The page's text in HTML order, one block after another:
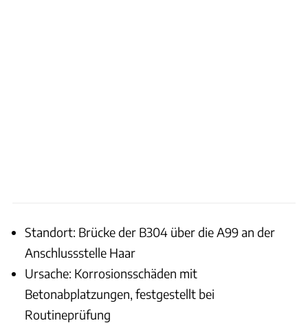
Standort: Brücke der B304 über die A99 an der
Anschlussstelle Haar
Ursache: Korrosionsschäden mit
Betonabplatzungen, festgestellt bei
Routineprüfung